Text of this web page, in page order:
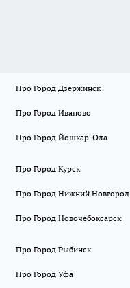
Про Город Дзержинск
Про Город Иваново
Про Город Йошкар-Ола
Про Город Курск
Про Город Нижний Новгород
Про Город Новочебоксарск
Про Город Рыбинск
Про Город Уфа